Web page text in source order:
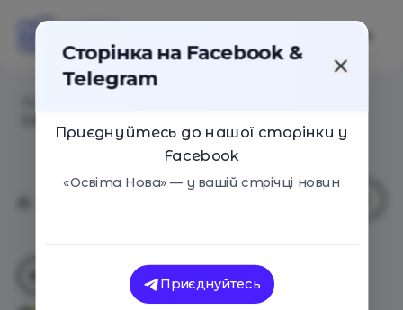
ACE SHCOOL. Active Creative
Сторінка на Facebook &
Telegram
Приєднуйтесь до нашої сторінки у
Facebook
«Освіта Нова» — у вашій стрічці новин
Приєднуйтесь